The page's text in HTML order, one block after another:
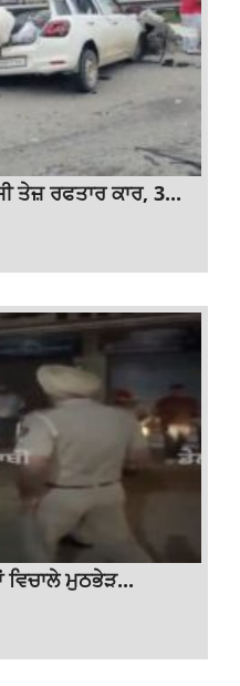
ਤੇਜ਼ ਰਫਤਾਰ ਕਾਰ, 3...
ਵਿਚਾਲੇ ਮੁਠਭੇੜ...